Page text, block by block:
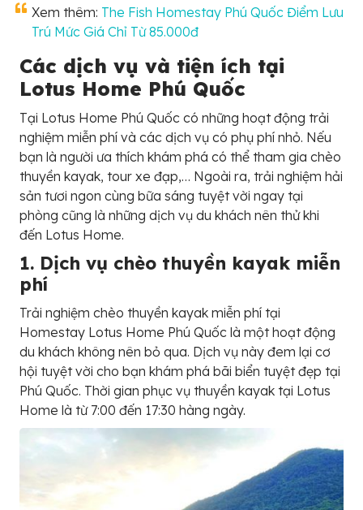
Xem thêm: The Fish Homestay Phú Quốc Điểm Lưu
Trú Mức Giá Chỉ Từ 85.000đ
Các dịch vụ và tiện ích tại
Lotus Home Phú Quốc
Tại Lotus Home Phú Quốc có những hoạt động trải
nghiệm miễn phí và các dịch vụ có phụ phí nhỏ. Nếu
bạn là người ưa thích khám phá có thể tham gia chèo
thuyền kayak, tour xe đạp,… Ngoài ra, trải nghiệm hải
sản tươi ngon cùng bữa sáng tuyệt vời ngay tại
phòng cũng là những dịch vụ du khách nên thử khi
đến Lotus Home.
1. Dịch vụ chèo thuyền kayak miễn
phí
Trải nghiệm chèo thuyền kayak miễn phí tại
Homestay Lotus Home Phú Quốc là một hoạt động
du khách không nên bỏ qua. Dịch vụ này đem lại cơ
hội tuyệt vời cho bạn khám phá bãi biển tuyệt đẹp tại
Phú Quốc. Thời gian phục vụ thuyền kayak tại Lotus
Home là từ 7:00 đến 17:30 hàng ngày.